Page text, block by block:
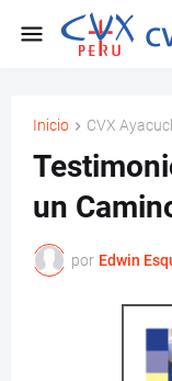
Inicio CVX
un
por Edwin